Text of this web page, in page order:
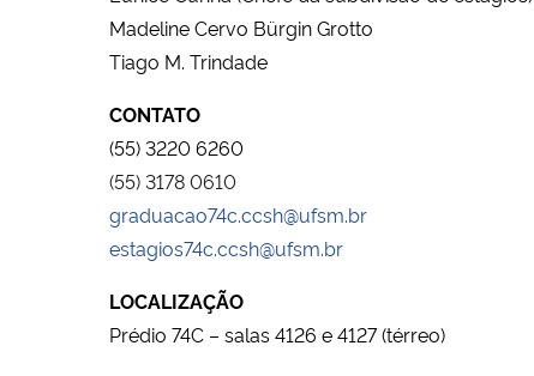
Madeline Cervo Bürgin Grotto
Tiago M. Trindade
CONTATO
(55) 3220 6260
(55) 3178 0610
graduacao74c.ccsh@ufsm.br
estagios74c.ccsh@ufsm.br
LOCALIZAÇÃO
Prédio 74C – salas 4126 e 4127 (térreo)